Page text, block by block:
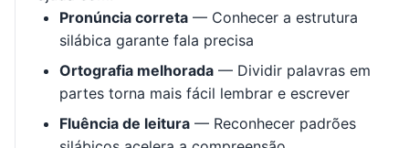
Pronúncia correta — Conhecer a estrutura
silábica garante fala precisa
Ortografia melhorada — Dividir palavras em
partes torna mais fácil lembrar e escrever
Fluência de leitura — Reconhecer padrões